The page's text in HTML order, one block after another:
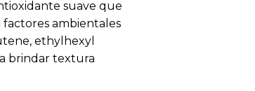
suave que
ambientales
ethylhexyl
brindar textura